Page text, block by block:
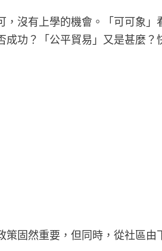
沒有上學的機會。「可可象
功？「公平貿易」又是甚麼？
固然重要，但同時，從社區